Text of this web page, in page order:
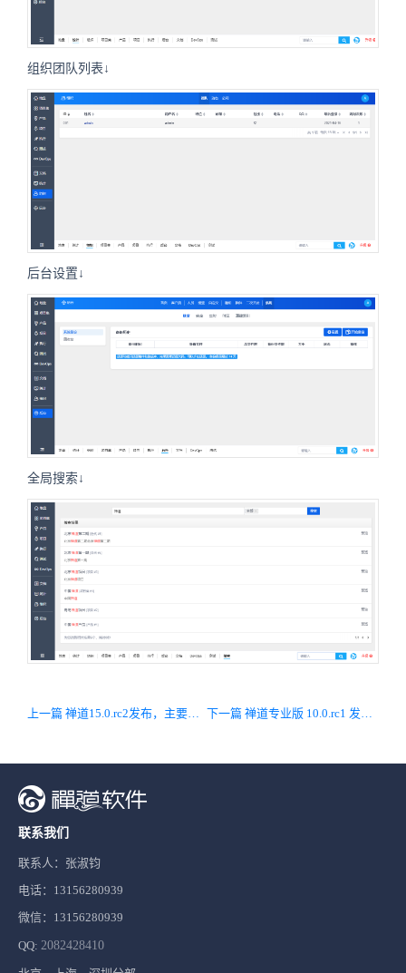
组织团队列表↓
后台设置↓
全局搜索↓
联系我们
联系人：张淑钧
电话：13156280939
微信：13156280939
QQ: 2082428410